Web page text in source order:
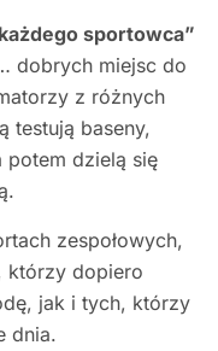
sportowca”
dobrych miejsc do
z różnych
testują baseny,
potem dzielą się
zespołowych,
którzy dopiero
jak i tych, którzy
dnia.